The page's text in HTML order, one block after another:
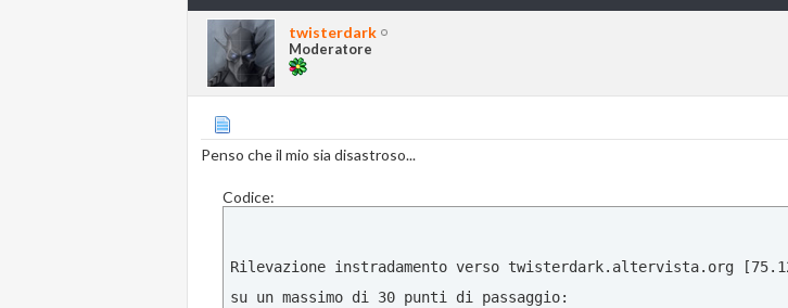
twisterdark
Moderatore
Penso che il mio sia disastroso...
Codice:
Rilevazione instradamento verso twisterdark.altervista.org
su un massimo di 30 punti di passaggio: